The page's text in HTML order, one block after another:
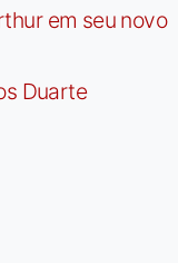
em seu novo
Duarte